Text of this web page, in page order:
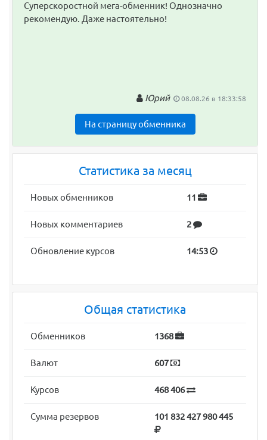
Суперскоростной мега-обменник! Однозначно
рекомендую. Даже настоятельно!
Юрий 08.08.26 в 18:33:58
На страницу обменника
Статистика за месяц
Новых обменников 11
Новых комментариев 2
Обновление курсов 14:53
Общая статистика
Обменников 1368
Валют 607
Курсов 468 406
Сумма резервов 101 832 427 980 445